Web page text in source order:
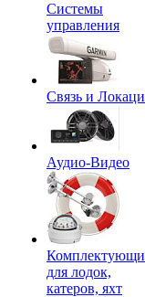
Системы
управления
Связь и
Аудио-Видео
для лодок,
катеров, яхт